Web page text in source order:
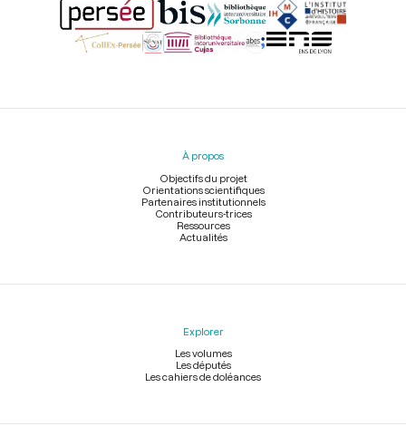
Menu
À propos
Objectifs du projet
Orientations scientifiques
Partenaires institutionnels
Contributeurs-trices
Ressources
Actualités
Explorer
Les volumes
Les députés
Les cahiers de doléances